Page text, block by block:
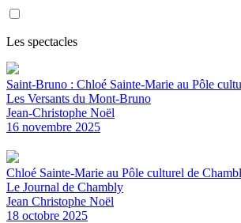
Les spectacles
Saint-Bruno : Chloé Sainte-Marie au Pôle
Les Versants du Mont-Bruno
Jean-Christophe Noël
16 novembre 2025
Chloé Sainte-Marie au Pôle culturel de
Le Journal de Chambly
Jean Christophe Noël
18 octobre 2025